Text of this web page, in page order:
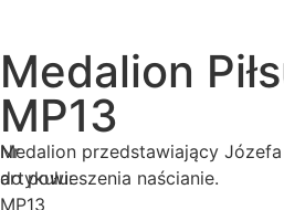
Medalion
MP13
Nr
artykułu:
MP13
Medalion przedstawiający
do powieszenia naścianie.